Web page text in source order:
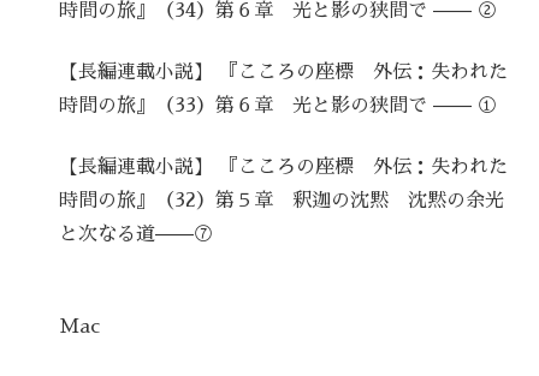
時間の旅』（34）第６章 光と影の狭間で —— ②
【長編連載小説】 『こころの座標 外伝：失われた
時間の旅』（33）第６章 光と影の狭間で —— ①
【長編連載小説】 『こころの座標 外伝：失われた
時間の旅』（32）第５章 釈迦の沈黙 沈黙の余光
と次なる道——⑦
Mac